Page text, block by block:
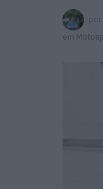
por
em